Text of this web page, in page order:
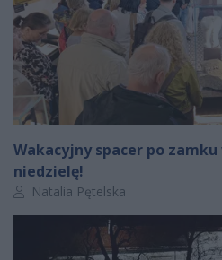
Wakacyjny spacer po zamku
niedzielę!
Autor artykułu:
Natalia Pętelska